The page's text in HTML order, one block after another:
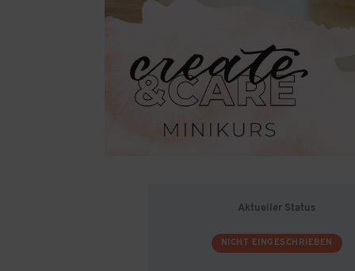
Aktueller Status
NICHT EINGESCHRIEBEN